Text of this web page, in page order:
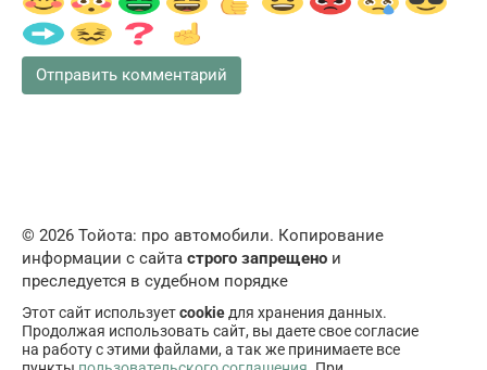
© 2026 Тойота: про автомобили. Копирование
информации с сайта строго запрещено и
преследуется в судебном порядке
Этот сайт используетcookieдля хранения данных.
Продолжая использовать сайт, вы даете свое согласие
на работу с этими файлами, а так же принимаете все